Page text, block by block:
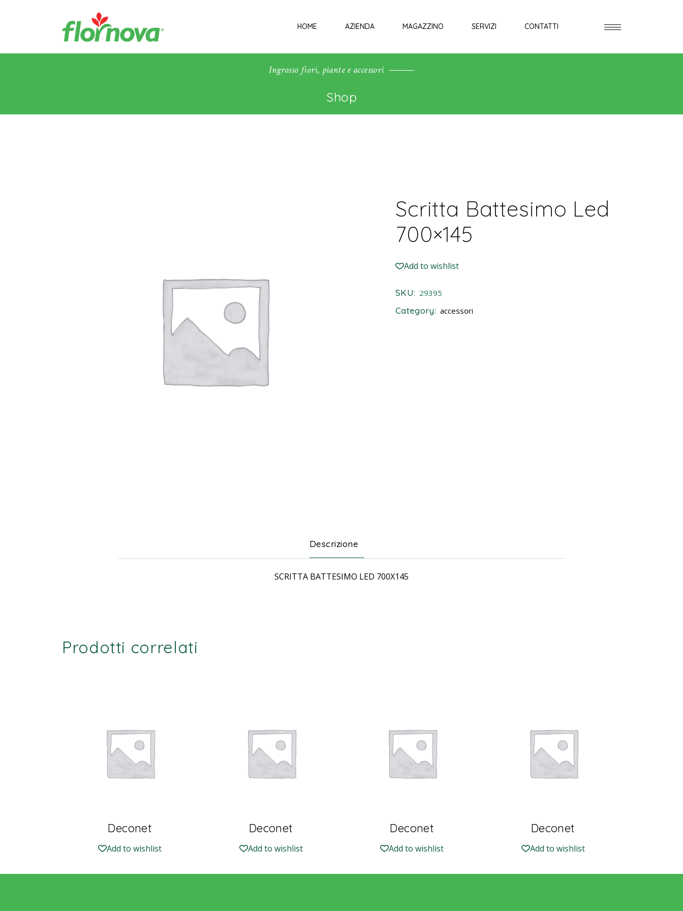
HOME AZIENDA MAGAZZINO SERVIZI CONTATTI
Ingrosso fiori, piante e accessori
Shop
Scritta Battesimo Led
700×145
Add to wishlist
SKU: 29395
Category: accessori
Descrizione
SCRITTA BATTESIMO LED 700X145
Prodotti correlati
Deconet
Add to wishlist
Deconet
Add to wishlist
Deconet
Add to wishlist
Deconet
Add to wishlist